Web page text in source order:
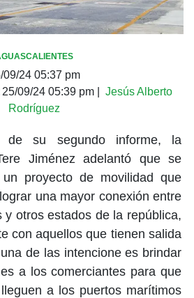
09/24 05:37 pm
25/09/24 05:39 pm
Jesús Alberto
Rodríguez
su segundo informe, la
Jiménez adelantó que se
proyecto de movilidad que
una mayor conexión entre
y otros estados de la república,
con aquellos que tienen salida
de las intencione es brindar
a los comerciantes para que
a los puertos marítimos